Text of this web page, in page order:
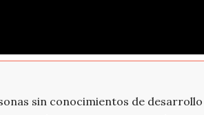
sin conocimientos de desarrollo